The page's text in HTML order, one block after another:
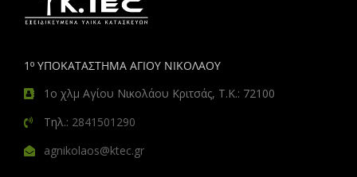
1º ΥΠΟΚΑΤΑΣΤΗΜΑ ΑΓΙΟΥ ΝΙΚΟΛΑΟΥ
1ο χλμ Αγίου Νικολάου Κριτσάς, Τ.Κ.: 72100
Τηλ.: 2841501290
agnikolaos@ktec.gr